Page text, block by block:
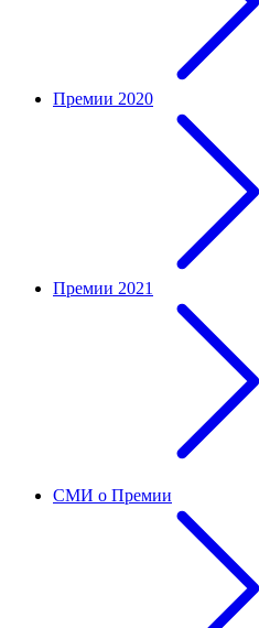
Премии 2020
Премии 2021
СМИ о Премии